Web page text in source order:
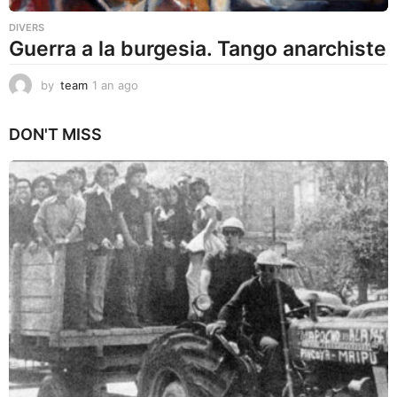
DIVERS
Guerra a la burgesia. Tango anarchiste
by team 1 an ago
o
DON'T MISS